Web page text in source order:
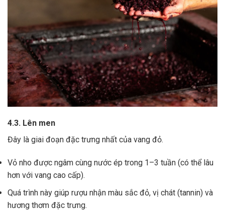
4.3. Lên men
Đây là giai đoạn đặc trưng nhất của vang đỏ.
Vỏ nho được ngâm cùng nước ép trong 1–3 tuần (có thể lâu
hơn với vang cao cấp).
Quá trình này giúp rượu nhận màu sắc đỏ, vị chát (tannin) và
hương thơm đặc trưng.